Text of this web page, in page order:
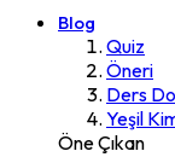
Blog
Quiz
Öneri
Ders
Yeşil
Öne Çıkan